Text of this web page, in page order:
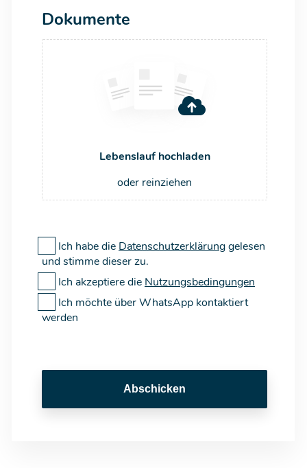
Dokumente
Lebenslauf hochladen
oder reinziehen
Ich habe die Datenschutzerklärunggelesen
und stimme dieser zu.
Ich akzeptiere die Nutzungsbedingungen
Ich möchte über WhatsApp kontaktiert
werden
Abschicken